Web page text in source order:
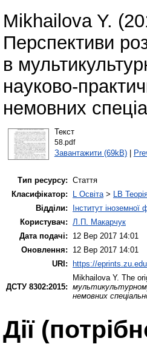
Mikhailova Y.
Перспективи
в
науково-
немовних
Текст
58.pdf
Завантажити (69kB)|
Тип ресурсу: Стаття
Класифікатор:
L Освіта> LB
Відділи:
Інститут іноземної
Користувач: Л.П. Макарчук
Дата подачі:
12 Вер 2017 14:01
Оновлення:
12 Вер 2017 14:01
URI:
https://
ДСТУ 8302:2015:
Mikhailova Y. The
немовних
Дії